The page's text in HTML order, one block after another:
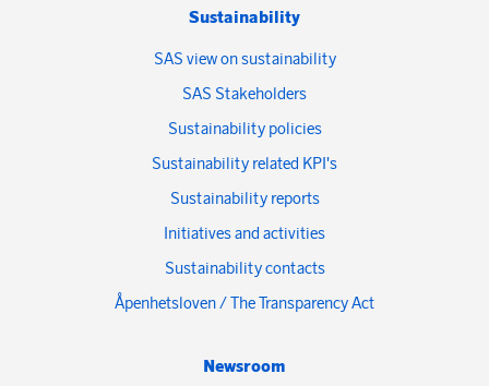
Sustainability
SAS view on sustainability
SAS Stakeholders
Sustainability policies
Sustainability related KPI's
Sustainability reports
Initiatives and activities
Sustainability contacts
Åpenhetsloven / The Transparency Act
Newsroom